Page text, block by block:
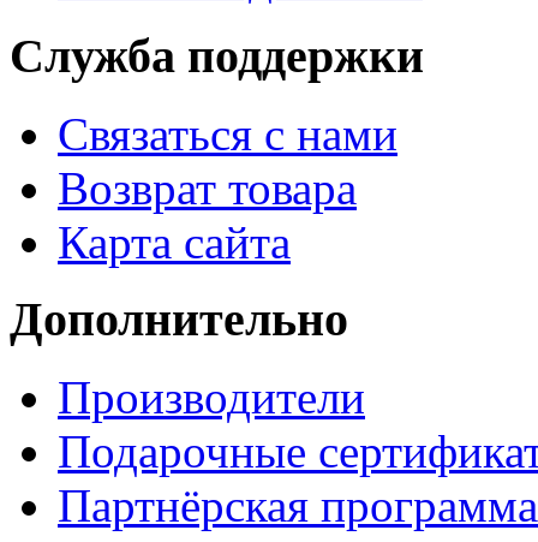
Служба поддержки
Связаться с нами
Возврат товара
Карта сайта
Дополнительно
Производители
Подарочные
Партнёрская программа